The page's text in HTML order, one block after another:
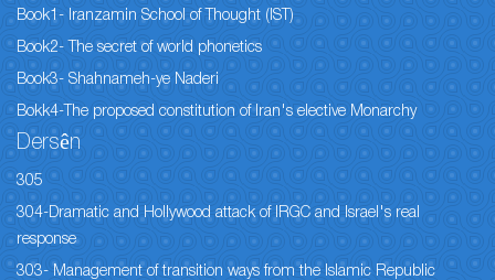
Book1- Iranzamin School of Thought (IST)
Book2- The secret of world phonetics
Book3- Shahnameh-ye Naderi
Bokk4-The proposed constitution of Iran's elective Monarchy
Dersên
305
304-Dramatic and Hollywood attack of IRGC and Israel's real
response
303- Management of transition ways from the Islamic Republic